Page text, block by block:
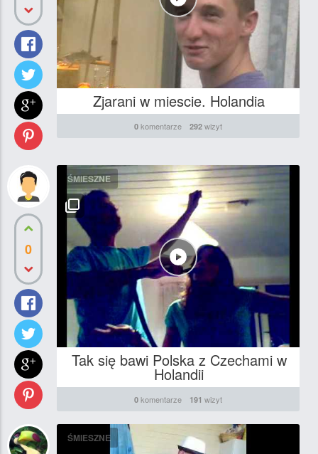
Zjarani w miescie. Holandia
0 komentarze 292 wizyt
0
ŚMIESZNE
Tak się bawi Polska z Czechami w
Holandii
0 komentarze 191 wizyt
ŚMIESZNE